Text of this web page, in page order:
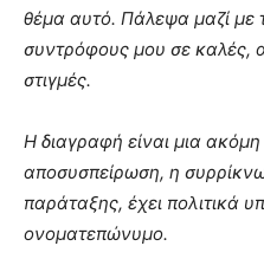
θέμα αυτό. Πάλεψα μαζί με
συντρόφους μου σε καλές,
στιγμές.
Η διαγραφή είναι μια ακόμη
αποσυσπείρωση, η
παράταξης, έχει πολιτικά
ονοματεπώνυμο.